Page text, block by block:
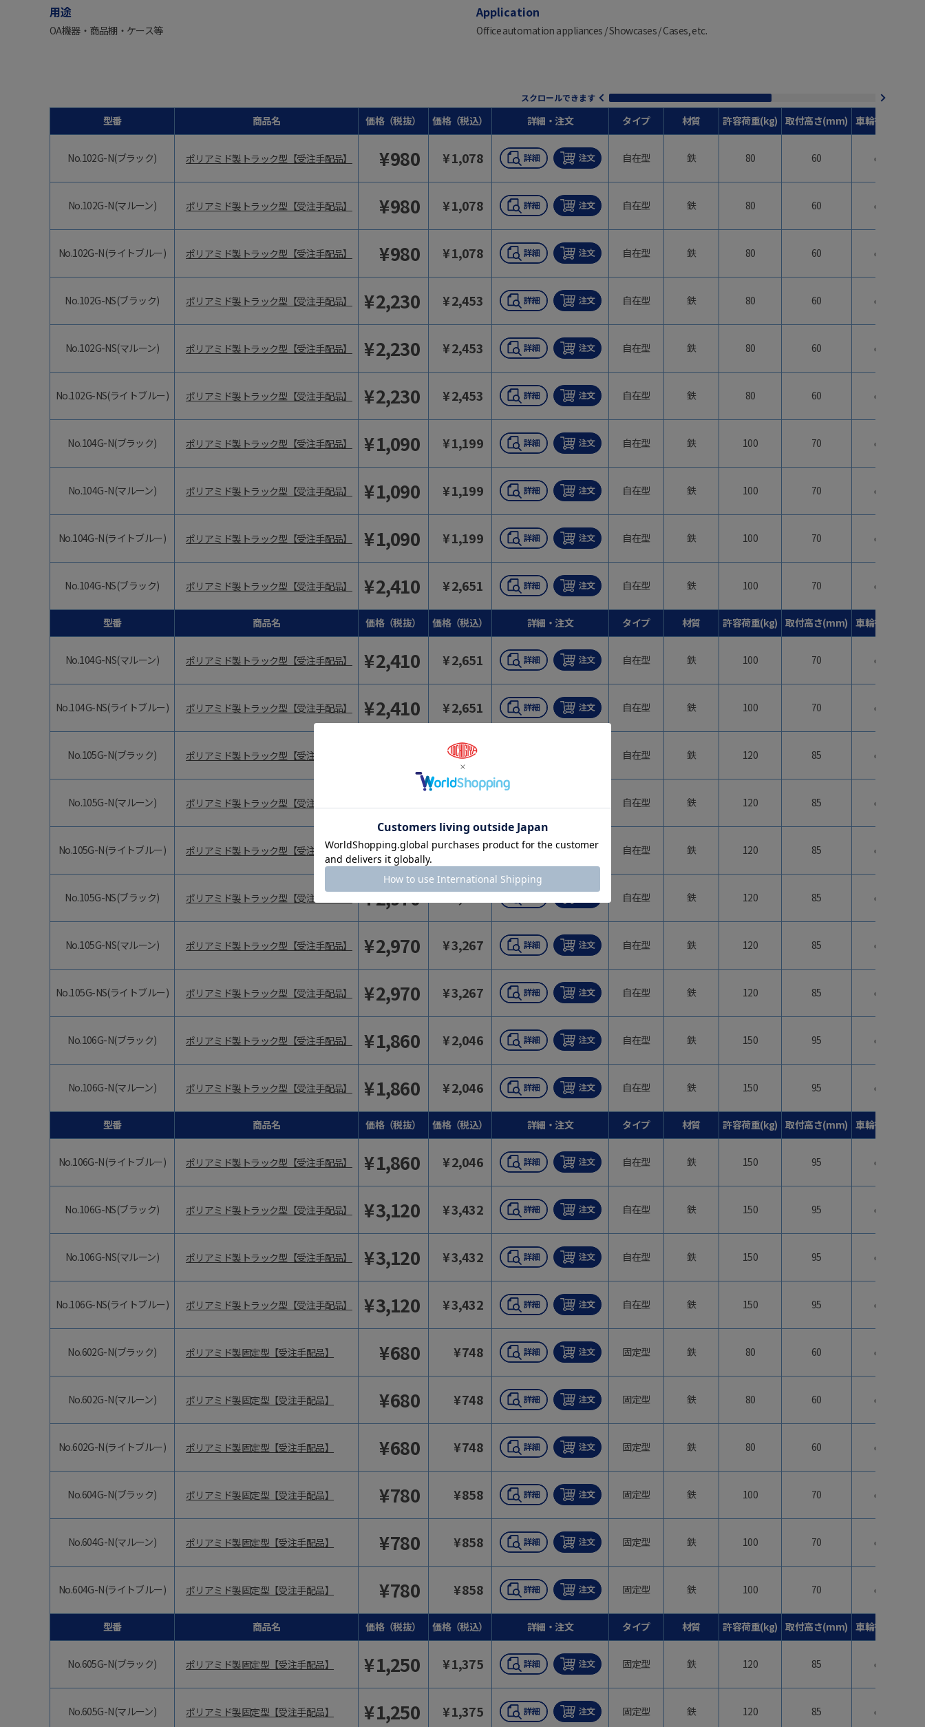
用途
OA機器・商品棚・ケース等
Application
Office automation appliances / Showcases / Cases, etc.
スクロールできます
型番 商品名 価格（税抜） 価格（税込） 詳細・注文
No.102G-N(ブラック) ポリアミド製トラック型【受注手配品】 ¥980 ¥1,078
No.102G-N(マルーン) ポリアミド製トラック型【受注手配品】 ¥980 ¥1,078
No.102G-N(ライトブルー) ポリアミド製トラック型【受注手配品】 ¥980 ¥1,078
No.102G-NS(ブラック) ポリアミド製トラック型【受注手配品】 ¥2,230 ¥2,453
No.102G-NS(マルーン) ポリアミド製トラック型【受注手配品】 ¥2,230 ¥2,453
No.102G-NS(ライトブルー) ポリアミド製トラック型【受注手配品】 ¥2,230 ¥2,453
No.104G-N(ブラック) ポリアミド製トラック型【受注手配品】 ¥1,090 ¥1,199
No.104G-N(マルーン) ポリアミド製トラック型【受注手配品】 ¥1,090 ¥1,199
No.104G-N(ライトブルー) ポリアミド製トラック型【受注手配品】 ¥1,090 ¥1,199
No.104G-NS(ブラック) ポリアミド製トラック型【受注手配品】 ¥2,410 ¥2,651
型番 商品名 価格（税抜） 価格（税込） 詳細・注文
No.104G-NS(マルーン) ポリアミド製トラック型【受注手配品】 ¥2,410 ¥2,651
No.104G-NS(ライトブルー) ポリアミド製トラック型【受注手配品】 ¥2,410 ¥2,651
No.105G-N(ブラック) ポリアミド製トラック型【受注手配品】 ¥1,914
No.105G-N(マルーン) ポリアミド製トラック型【受注手配品】 ¥1,740
No.105G-N(ライトブルー) ポリアミド製トラック型【受注手配品】 ¥1,740 ¥1,914
No.105G-NS(ブラック) ポリアミド製トラック型【受注手配品】 ¥2,970 ¥3,267
No.105G-NS(マルーン) ポリアミド製トラック型【受注手配品】 ¥2,970 ¥3,267
No.105G-NS(ライトブルー) ポリアミド製トラック型【受注手配品】 ¥2,970 ¥3,267
No.106G-N(ブラック) ポリアミド製トラック型【受注手配品】 ¥1,860 ¥2,046
No.106G-N(マルーン) ポリアミド製トラック型【受注手配品】 ¥1,860 ¥2,046
型番 商品名 価格（税抜） 価格（税込） 詳細・注文
No.106G-N(ライトブルー) ポリアミド製トラック型【受注手配品】 ¥1,860 ¥2,046
No.106G-NS(ブラック) ポリアミド製トラック型【受注手配品】 ¥3,120 ¥3,432
No.106G-NS(マルーン) ポリアミド製トラック型【受注手配品】 ¥3,120 ¥3,432
No.106G-NS(ライトブルー) ポリアミド製トラック型【受注手配品】 ¥3,120 ¥3,432
No.602G-N(ブラック) ポリアミド製固定型【受注手配品】 ¥680 ¥748
No.602G-N(マルーン) ポリアミド製固定型【受注手配品】 ¥680 ¥748
No.602G-N(ライトブルー) ポリアミド製固定型【受注手配品】 ¥680 ¥748
No.604G-N(ブラック) ポリアミド製固定型【受注手配品】 ¥780 ¥858
No.604G-N(マルーン) ポリアミド製固定型【受注手配品】 ¥780 ¥858
No.604G-N(ライトブルー) ポリアミド製固定型【受注手配品】 ¥780 ¥858
型番 商品名 価格（税抜） 価格（税込） 詳細・注文
No.605G-N(ブラック) ポリアミド製固定型【受注手配品】 ¥1,250 ¥1,375
No.605G-N(マルーン) ポリアミド製固定型【受注手配品】 ¥1,250 ¥1,375
タイプ 材質 許容荷重(kg) 取付高さ(mm) 車輪径(mm)
自在型 鉄 80 60 φ40
自在型 鉄 80 60 φ40
自在型 鉄 80 60 φ40
自在型 鉄 80 60 φ40
自在型 鉄 80 60 φ40
自在型 鉄 80 60 φ40
自在型 鉄 100 70 φ50
自在型 鉄 100 70 φ50
自在型 鉄 100 70 φ50
自在型 鉄 100 70 φ50
タイプ 材質 許容荷重(kg) 取付高さ(mm) 車輪径(mm)
自在型 鉄 100 70 φ50
自在型 鉄 100 70 φ50
自在型 鉄 120 85 φ65
自在型 鉄 120 85 φ65
自在型 鉄 120 85 φ65
自在型 鉄 120 85 φ65
自在型 鉄 120 85 φ65
自在型 鉄 120 85 φ65
自在型 鉄 150 95 φ75
自在型 鉄 150 95 φ75
タイプ 材質 許容荷重(kg) 取付高さ(mm) 車輪径(mm)
自在型 鉄 150 95 φ75
自在型 鉄 150 95 φ75
自在型 鉄 150 95 φ75
自在型 鉄 150 95 φ75
固定型 鉄 80 60 φ40
固定型 鉄 80 60 φ40
固定型 鉄 80 60 φ40
固定型 鉄 100 70 φ50
固定型 鉄 100 70 φ50
固定型 鉄 100 70 φ50
タイプ 材質 許容荷重(kg) 取付高さ(mm) 車輪径(mm)
固定型 鉄 120 85 φ65
固定型 鉄 120 85 φ65